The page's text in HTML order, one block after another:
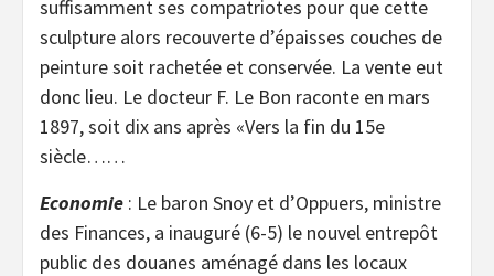
suffisamment ses compatriotes pour que cette
sculpture alors recouverte d’épaisses couches de
peinture soit rachetée et conservée. La vente eut
donc lieu. Le docteur F. Le Bon raconte en mars
1897, soit dix ans après «Vers la fin du 15e
siècle……
Economie : Le baron Snoy et d’Oppuers, ministre
des Finances, a inauguré (6-5) le nouvel entrepôt
public des douanes aménagé dans les locaux